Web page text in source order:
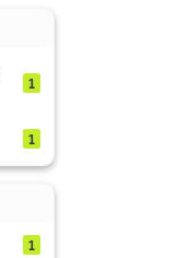
1
1
1